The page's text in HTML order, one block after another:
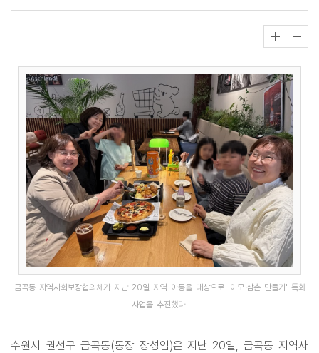
금곡동 지역사회보장협의체가 지난 20일 지역 아동을 대상으로 '이모·삼촌 만들기' 특화
사업을 추진했다.
수원시 권선구 금곡동(동장 장성임)은 지난 20일, 금곡동 지역사